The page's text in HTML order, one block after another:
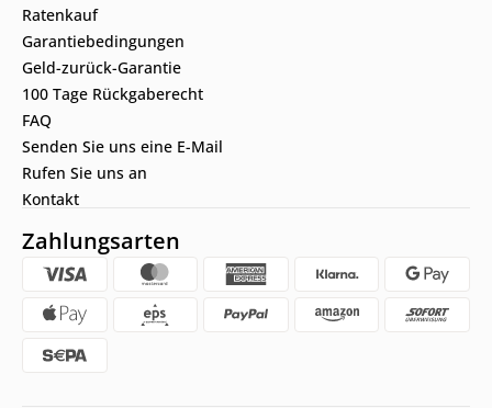
Ratenkauf
Garantiebedingungen
Geld-zurück-Garantie
100 Tage Rückgaberecht
FAQ
Senden Sie uns eine E-Mail
Rufen Sie uns an
Kontakt
Zahlungsarten